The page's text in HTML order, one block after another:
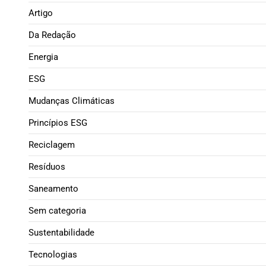
Artigo
Da Redação
Energia
ESG
Mudanças Climáticas
Princípios ESG
Reciclagem
Resíduos
Saneamento
Sem categoria
Sustentabilidade
Tecnologias